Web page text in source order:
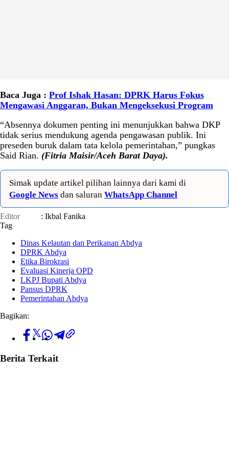
Baca Juga : Prof Ishak Hasan: DPRK Harus Fokus
Mengawasi Anggaran, Bukan Mengeksekusi Program
“Absennya dokumen penting ini menunjukkan bahwa DKP
tidak serius mendukung agenda pengawasan publik. Ini
preseden buruk dalam tata kelola pemerintahan,” pungkas
Said Rian. (Fitria Maisir/Aceh Barat Daya).
Simak update artikel pilihan lainnya dari kami di
Google News dan saluran WhatsApp Channel
Editor
: Ikbal Fanika
Tag
Dinas Kelautan dan Perikanan Abdya
DPRK Abdya
Etika Birokrasi
Evaluasi Kinerja OPD
LKPJ Bupati Abdya
Pansus DPRK
Pemerintahan Abdya
Bagikan:
Berita Terkait